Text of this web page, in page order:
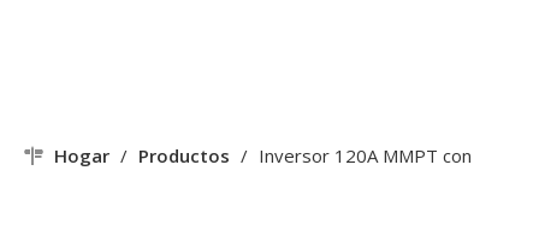
Hogar / Productos / Inversor 120A MMPT con